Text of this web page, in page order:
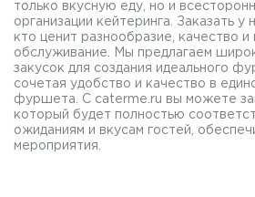
только вкусную еду, но и
организации кейтеринга. Заказать у
кто ценит разнообразие, качество и
обслуживание. Мы предлагаем
закусок для создания идеального
сочетая удобство и качество в
фуршета. С caterme.ru вы можете
который будет полностью
ожиданиям и вкусам гостей,
мероприятия.